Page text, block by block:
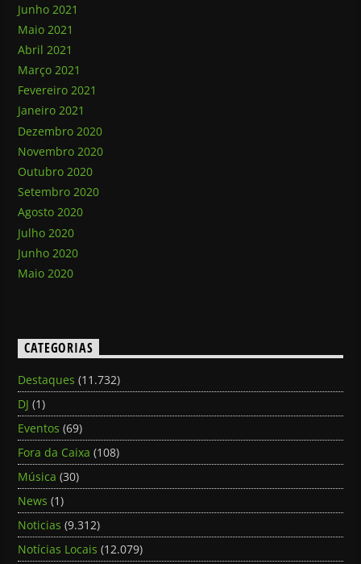
Junho 2021
Maio 2021
Abril 2021
Março 2021
Fevereiro 2021
Janeiro 2021
Dezembro 2020
Novembro 2020
Outubro 2020
Setembro 2020
Agosto 2020
Julho 2020
Junho 2020
Maio 2020
CATEGORIAS
Destaques (11.732)
DJ (1)
Eventos (69)
Fora da Caixa (108)
Música (30)
News (1)
Noticias (9.312)
Notícias Locais (12.079)